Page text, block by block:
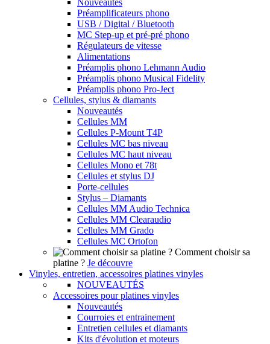
Nouveautés
Préamplificateurs phono
USB / Digital / Bluetooth
MC Step-up et pré-pré phono
Régulateurs de vitesse
Alimentations
Préamplis phono Lehmann Audio
Préamplis phono Musical Fidelity
Préamplis phono Pro-Ject
Cellules, stylus & diamants
Nouveautés
Cellules MM
Cellules P-Mount T4P
Cellules MC bas niveau
Cellules MC haut niveau
Cellules Mono et 78t
Cellules et stylus DJ
Porte-cellules
Stylus – Diamants
Cellules MM Audio Technica
Cellules MM Clearaudio
Cellules MM Grado
Cellules MC Ortofon
Comment choisir sa
platine ? Je découvre
Vinyles, entretien, accessoires platines vinyles
NOUVEAUTÉS
Accessoires pour platines vinyles
Nouveautés
Courroies et entrainement
Entretien cellules et diamants
Kits d'évolution et moteurs